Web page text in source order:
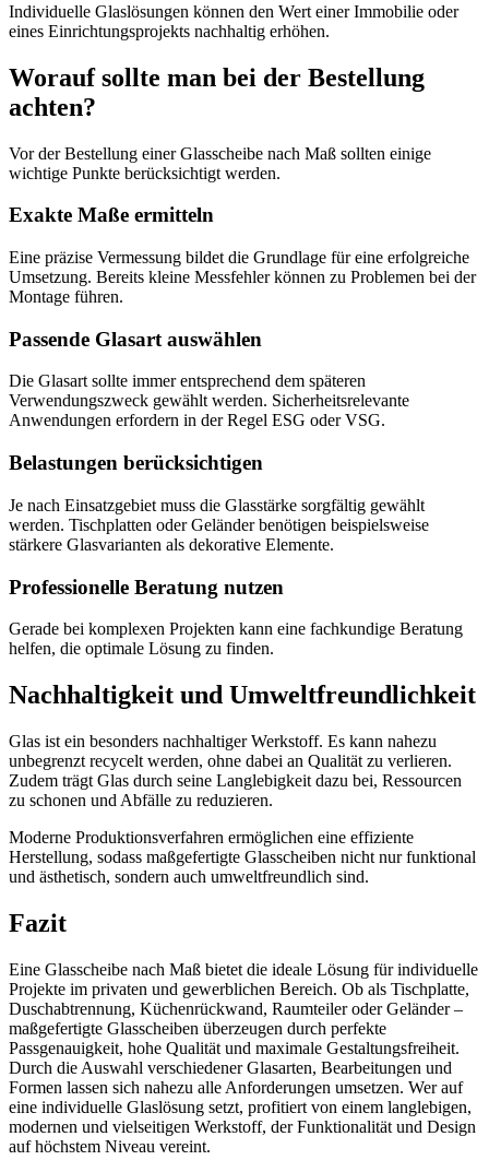
Individuelle Glaslösungen können den Wert einer Immobilie oder
eines Einrichtungsprojekts nachhaltig erhöhen.
Worauf sollte man bei der Bestellung
achten?
Vor der Bestellung einer Glasscheibe nach Maß sollten einige
wichtige Punkte berücksichtigt werden.
Exakte Maße ermitteln
Eine präzise Vermessung bildet die Grundlage für eine erfolgreiche
Umsetzung. Bereits kleine Messfehler können zu Problemen bei der
Montage führen.
Passende Glasart auswählen
Die Glasart sollte immer entsprechend dem späteren
Verwendungszweck gewählt werden. Sicherheitsrelevante
Anwendungen erfordern in der Regel ESG oder VSG.
Belastungen berücksichtigen
Je nach Einsatzgebiet muss die Glasstärke sorgfältig gewählt
werden. Tischplatten oder Geländer benötigen beispielsweise
stärkere Glasvarianten als dekorative Elemente.
Professionelle Beratung nutzen
Gerade bei komplexen Projekten kann eine fachkundige Beratung
helfen, die optimale Lösung zu finden.
Nachhaltigkeit und Umweltfreundlichkeit
Glas ist ein besonders nachhaltiger Werkstoff. Es kann nahezu
unbegrenzt recycelt werden, ohne dabei an Qualität zu verlieren.
Zudem trägt Glas durch seine Langlebigkeit dazu bei, Ressourcen
zu schonen und Abfälle zu reduzieren.
Moderne Produktionsverfahren ermöglichen eine effiziente
Herstellung, sodass maßgefertigte Glasscheiben nicht nur funktional
und ästhetisch, sondern auch umweltfreundlich sind.
Fazit
Eine Glasscheibe nach Maß bietet die ideale Lösung für individuelle
Projekte im privaten und gewerblichen Bereich. Ob als Tischplatte,
Duschabtrennung, Küchenrückwand, Raumteiler oder Geländer –
maßgefertigte Glasscheiben überzeugen durch perfekte
Passgenauigkeit, hohe Qualität und maximale Gestaltungsfreiheit.
Durch die Auswahl verschiedener Glasarten, Bearbeitungen und
Formen lassen sich nahezu alle Anforderungen umsetzen. Wer auf
eine individuelle Glaslösung setzt, profitiert von einem langlebigen,
modernen und vielseitigen Werkstoff, der Funktionalität und Design
auf höchstem Niveau vereint.